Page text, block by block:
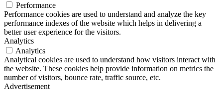
Performance
Performance cookies are used to understand and analyze the key
performance indexes of the website which helps in delivering a
better user experience for the visitors.
Analytics
Analytics
Analytical cookies are used to understand how visitors interact with
the website. These cookies help provide information on metrics the
number of visitors, bounce rate, traffic source, etc.
Advertisement